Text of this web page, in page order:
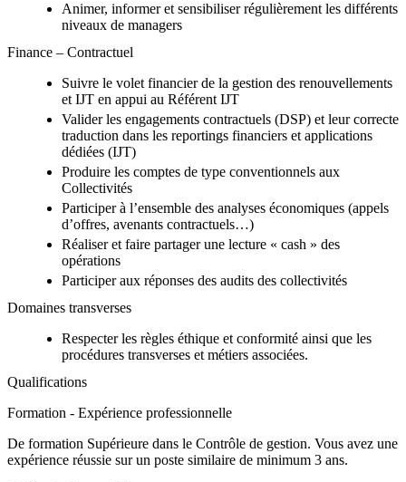
Animer, informer et sensibiliser régulièrement les différents
niveaux de managers
Finance – Contractuel
Suivre le volet financier de la gestion des renouvellements
et IJT en appui au Référent IJT
Valider les engagements contractuels (DSP) et leur correcte
traduction dans les reportings financiers et applications
dédiées (IJT)
Produire les comptes de type conventionnels aux
Collectivités
Participer à l’ensemble des analyses économiques (appels
d’offres, avenants contractuels…)
Réaliser et faire partager une lecture « cash » des
opérations
Participer aux réponses des audits des collectivités
Domaines transverses
Respecter les règles éthique et conformité ainsi que les
procédures transverses et métiers associées.
Qualifications
Formation - Expérience professionnelle
De formation Supérieure dans le Contrôle de gestion. Vous avez une
expérience réussie sur un poste similaire de minimum 3 ans.